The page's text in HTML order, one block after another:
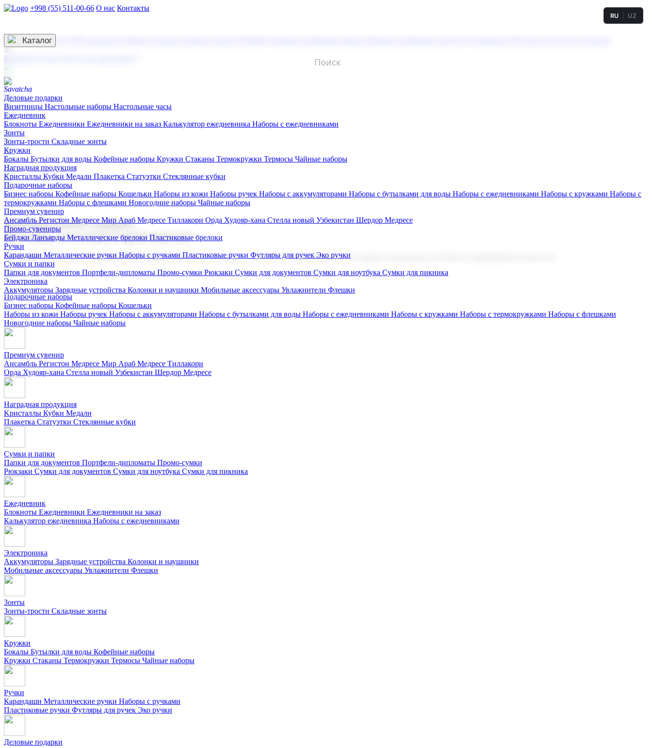
+998 (55) 511-00-66 О нас Контакты
3D гравировка
RU UZ
☰
Контакты
Каталог
Деловые подарки
Визитницы Настольные наборы Настольные часы
Ежедневник
Блокноты Ежедневники Ежедневники на заказ Калькулятор ежедневника Наборы с ежедневниками
Зонты
Зонты-трости Складные зонты
Кружки
Бокалы Бутылки для воды Кофейные наборы Кружки Стаканы Термокружки Термосы Чайные наборы
Наградная продукция
Kристаллы Кубки Медали Плакетка Статуэтки Стеклянные кубки
Подарочные наборы
Бизнес наборы Кофейные наборы Кошельки Наборы из кожи Наборы ручек Наборы с аккумуляторами Наборы с бутылками для воды Наборы с ежедневниками Наборы с кружками Наборы с
термокружками Наборы с флешками Новогодние наборы Чайные наборы
Премиум сувенир
Ансамбль Регистон Медресе Мир Араб Медресе Тиллакори Орда Худояр-хана Стелла новый Узбекистан Шердор Медресе
Промо-сувениры
Бейджи Ланъярды Металлические брелоки Пластиковые брелоки
Ручки
Карандаши Металлические ручки Наборы с ручками Пластиковые ручки Футляры для ручек Эко ручки
Сумки и папки
Папки для документов Портфели-дипломаты Промо-сумки Рюкзаки Сумки для документов Сумки для ноутбука Сумки для пикника
Электроника
Аккумуляторы Зарядные устройства Колонки и наушники Мобильные аксессуары Увлажнители Флешки
Корпоративные подарки
Поставка со склада и производство
Мы предлагаем широкий выбор корпоративных подарков и сувениров с логотипом. В нашем каталоге вы найдете продукцию для бизнеса, мероприятия и клиентов.
Подарочные наборы
Бизнес наборы Кофейные наборы Кошельки
Наборы из кожи Наборы ручек Наборы с аккумуляторами Наборы с бутылками для воды Наборы с ежедневниками Наборы с кружками Наборы с термокружками Наборы с флешками
Новогодние наборы Чайные наборы
Премиум сувенир
Ансамбль Регистон Медресе Мир Араб Медресе Тиллакори
Орда Худояр-хана Стелла новый Узбекистан Шердор Медресе
Наградная продукция
Kристаллы Кубки Медали
Плакетка Статуэтки Стеклянные кубки
Сумки и папки
Папки для документов Портфели-дипломаты Промо-сумки
Рюкзаки Сумки для документов Сумки для ноутбука Сумки для пикника
Ежедневник
Блокноты Ежедневники Ежедневники на заказ
Калькулятор ежедневника Наборы с ежедневниками
Электроника
Аккумуляторы Зарядные устройства Колонки и наушники
Мобильные аксессуары Увлажнители Флешки
Зонты
Зонты-трости Складные зонты
Кружки
Бокалы Бутылки для воды Кофейные наборы
Кружки Стаканы Термокружки Термосы Чайные наборы
Ручки
Карандаши Металлические ручки Наборы с ручками
Пластиковые ручки Футляры для ручек Эко ручки
Деловые подарки